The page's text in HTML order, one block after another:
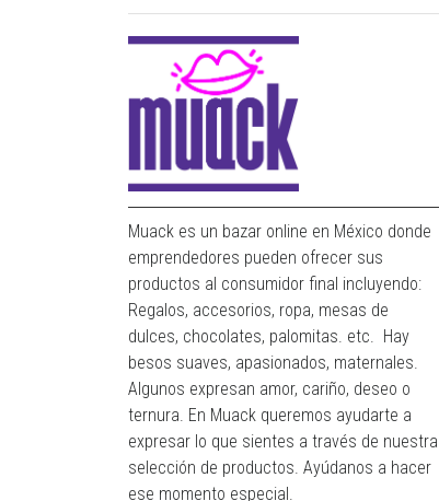
Muack es un bazar online en México donde
emprendedores pueden ofrecer sus
productos al consumidor final incluyendo:
Regalos, accesorios, ropa, mesas de
dulces, chocolates, palomitas. etc. Hay
besos suaves, apasionados, maternales.
Algunos expresan amor, cariño, deseo o
ternura. En Muack queremos ayudarte a
expresar lo que sientes a través de nuestra
selección de productos. Ayúdanos a hacer
ese momento especial.